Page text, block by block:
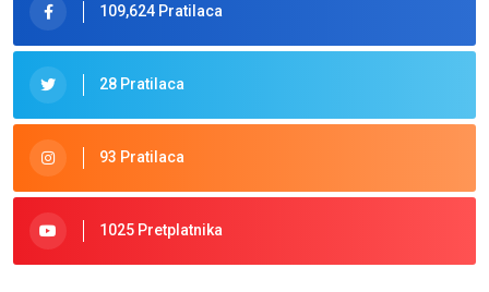
109,624 Pratilaca
28 Pratilaca
93 Pratilaca
1025 Pretplatnika